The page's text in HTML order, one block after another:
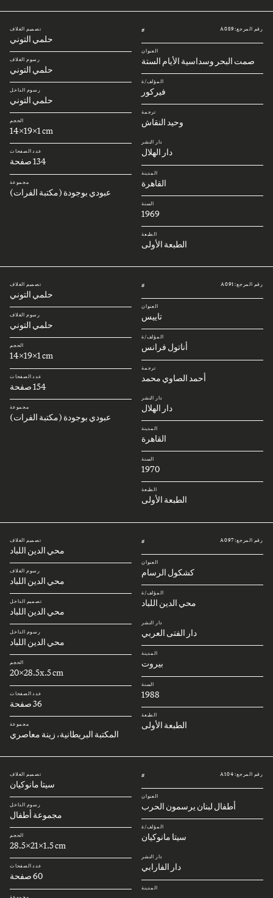
رقم المرجع: A089 #
العنوان
صمت البحر وسداسية الأيام الستة
المؤلف/ة
فيركور
ترجمة
وحيد النقاش
دار النشر
دار الهلال
المدينة
القاهرة
السنة
1969
الطبعة
الطبعة الأولى
تصميم الغلاف
حلمي التوني
رسوم الغلاف
حلمي التوني
رسوم الداخل
حلمي التوني
الحجم
14x19x1 cm
عدد الصفحات
134 صفحة
مجموعة
عبودي بوجودة (مكتبة الفرات)
رقم المرجع: A091 #
العنوان
تاييس
المؤلف/ة
أناتول فرانس
ترجمة
أحمد الصاوي محمد
دار النشر
دار الهلال
المدينة
القاهرة
السنة
1970
الطبعة
الطبعة الأولى
تصميم الغلاف
حلمي التوني
رسوم الغلاف
حلمي التوني
الحجم
14x19x1 cm
عدد الصفحات
154 صفحة
مجموعة
عبودي بوجودة (مكتبة الفرات)
رقم المرجع: A097 #
العنوان
كشكول الرسام
المؤلف/ة
محي الدين اللباد
دار النشر
دار الفتى العربي
المدينة
بيروت
السنة
1988
الطبعة
الطبعة الأولى
تصميم الغلاف
محي الدين اللباد
رسوم الغلاف
محي الدين اللباد
تصميم الداخل
محي الدين اللباد
رسوم الداخل
محي الدين اللباد
الحجم
20x28.5x.5 cm
عدد الصفحات
36 صفحة
مجموعة
المكتبة البريطانية، زينة معاصري
رقم المرجع: A104 #
العنوان
أطفال لبنان يرسمون الحرب
المؤلف/ة
سيتا مانوكيان
دار النشر
دار الفارابي
المدينة
تصميم الغلاف
سيتا مانوكيان
رسوم الداخل
مجموعة أطفال
الحجم
28.5x21x1.5 cm
عدد الصفحات
60 صفحة
مجموعة